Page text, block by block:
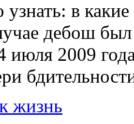
узнать: в
дебош
июля 2009
жизнь